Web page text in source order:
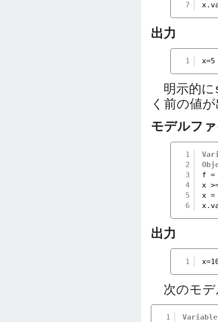
7
出力
1 x=5
明示的に
く前の値
モデルフ
1
2
3
4
5
6
f =
x
x
出力
1
次のモデ
1
Variable